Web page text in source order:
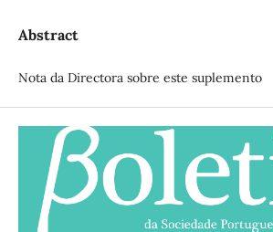
Abstract
Nota da Directora sobre este suplemento